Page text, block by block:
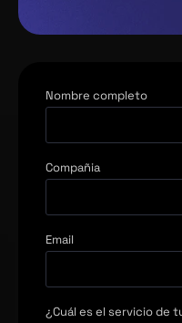
Nombre completo
Compañia
Email
¿Cuál es el servicio de